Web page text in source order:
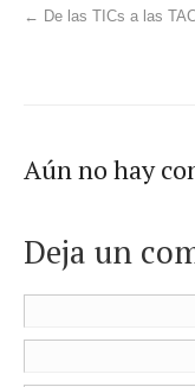
← De las TICs a las
Aún no hay
Deja un